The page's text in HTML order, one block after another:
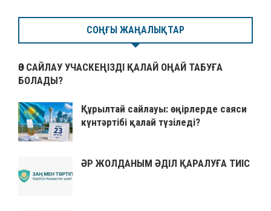
СОҢҒЫ ЖАҢАЛЫҚТАР
ӨЗ САЙЛАУ УЧАСКЕҢІЗДІ ҚАЛАЙ ОҢАЙ ТАБУҒА
БОЛАДЫ?
Құрылтай сайлауы: өңірлерде саяси
күнтәртібі қалай түзіледі?
ӘР ЖОЛДАНЫМ ӘДІЛ ҚАРАЛУҒА ТИІС